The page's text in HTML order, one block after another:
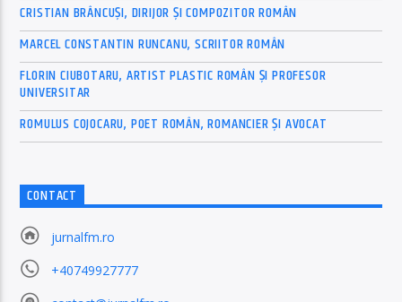
CRISTIAN BRÂNCUȘI, DIRIJOR ȘI COMPOZITOR ROMÂN
MARCEL CONSTANTIN RUNCANU, SCRIITOR ROMÂN
FLORIN CIUBOTARU, ARTIST PLASTIC ROMÂN ȘI PROFESOR
UNIVERSITAR
ROMULUS COJOCARU, POET ROMÂN, ROMANCIER ȘI AVOCAT
CONTACT
jurnalfm.ro
+40749927777